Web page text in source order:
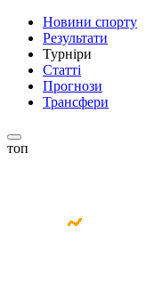
Новини спорту
Результати
Турніри
Статті
Прогнози
Трансфери
топ